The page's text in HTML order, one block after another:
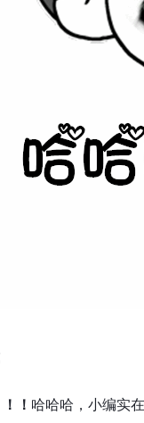
！ 哈哈哈，小编实